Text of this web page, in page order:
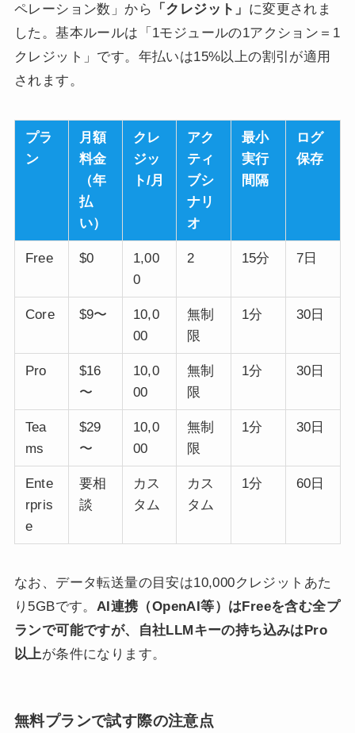
ペレーション数」から
「クレジット」 に変更されま
した。基本ルールは「1モジュールの1アクション＝1
クレジット」です。年払いは15%以上の割引が適用
されます。
プラ
ン
月額
料金
（年
払
い）
クレ
ジッ
ト/月
アク
ティ
ブシ
ナリ
オ
最小
実行
間隔
ログ
保存
Free $0
1,00
0
2 15分 7日
Core $9〜
10,0
00
無制
限
1分 30日
Pro
$16
〜
10,0
00
無制
限
1分 30日
Tea
ms
$29
〜
10,0
00
無制
限
1分 30日
Ente
rpris
e
要相
談
カス
タム
カス
タム
1分 60日
なお、データ転送量の目安は10,000クレジットあた
り5GBです。 AI連携（OpenAI等）はFreeを含む全プ
ランで可能ですが、自社LLMキーの持ち込みはPro
以上が条件になります。
無料プランで試す際の注意点